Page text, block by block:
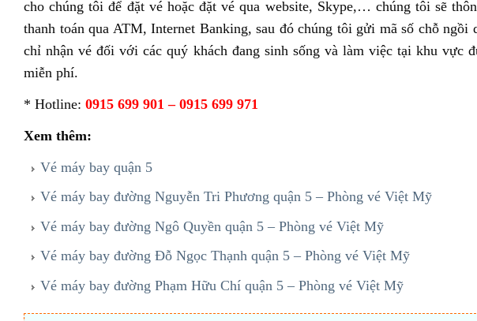
cho chúng tôi để đặt vé hoặc đặt vé qua website, Skype,… chúng tôi sẽ
thanh toán qua ATM, Internet Banking, sau đó chúng tôi gửi mã số chỗ
chỉ nhận vé đối với các quý khách đang sinh sống và làm việc tại khu vực
miễn phí.
* Hotline: 0915 699 901 – 0915 699 971
Xem thêm:
Vé máy bay quận 5
Vé máy bay đường Nguyễn Tri Phương quận 5 – Phòng vé Việt Mỹ
Vé máy bay đường Ngô Quyền quận 5 – Phòng vé Việt Mỹ
Vé máy bay đường Đỗ Ngọc Thạnh quận 5 – Phòng vé Việt Mỹ
Vé máy bay đường Phạm Hữu Chí quận 5 – Phòng vé Việt Mỹ